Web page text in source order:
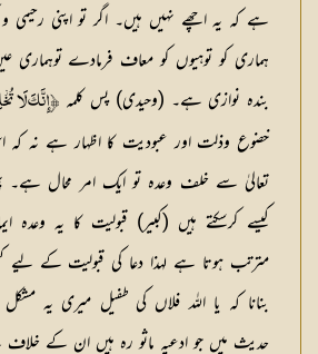
ہے کہ یہ اچھے نہیں ہیں۔ اگر تو اپنی
ہماری کو توہیوں کو معاف فرمادے توہماری
بندہ نوازی ہے۔ (وحیدی) پس کلمہ İإِنَّكَ لَا تُخۡلِفُ ٱلۡمِيعَادَĬ
خضوع وذلت اور عبودیت کا اظہار ہے نہ کہ اس
تعالیٰ سے خلف وعدہ تو ایک امر محال ہے۔
کیسے کرسکتے ہیں (کبیر) قبولیت کا یہ وعدہ
مترتب ہوتا ہے لہذا دعا کی قبولیت کے لیے
بنانا کہ یا اللہ فلاں کی طفیل میری یہ
حدیث میں جو ادعیہ ماثو رہ ہیں ان کے خلاف